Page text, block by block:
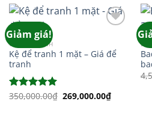
Giảm giá!
GIÁ ĐỂ TRANH
Kệ để tranh 1 mặt – Giá để
tranh
Được xếp
350,000.00₫ Giá
gốc
269,000.00₫Giá
hiện